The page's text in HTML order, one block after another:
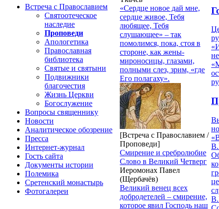
Встреча с Православием
Святоотеческое
наследие
Проповеди
Апологетика
Православная
библиотека
Святые и святыни
Подвижники
благочестия
Жизнь Церкви
Богослужение
Вопросы священнику
Новости
Аналитическое обозрение
Пресса
Интернет-журнал
Гость сайта
Документы истории
Полемика
Сретенский монастырь
Фотогалереи
«Сердце новое дай мне,
сердце живое, Тебя
любящее, Тебя
слушающее» – так
помолимся, пока, стоя в
стороне, как жены-
мироносицы, глазами,
полными слез, зрим, «где
Его полагаху».
[Встреча с Православием /
Проповеди]
Смирение и сребролюбие
Слово в Великий Четверг
Иеромонах Павел
(Щербачёв)
Великий венец всех
добродетелей – смирение,
которое явил Господь наш